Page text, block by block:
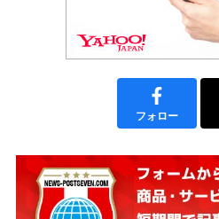
フォロー